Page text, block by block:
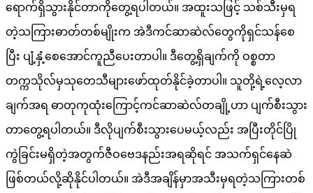
ရောက်ရှိသွားနိုင်တာကိုတွေ့ရပါတယ်။ အထူးသဖြင့် သစ်သီးမှရ
တဲ့သကြားဓာတ်တစ်မျိုးက အဲဒီကင်ဆာဆဲလ်တွေကိုရှင်သန်စေ
ပြီး ပျံ့နှံ့စေအောင်ကူညီပေးတာပါ။ ဒီတွေ့ရှိချက်ကို ဝစ္စတာ
တက္ကသိုလ်မှသုတေသီများဖော်ထုတ်နိုင်ခဲ့တာပါ။ သူတို့ရဲ့လေ့လာ
ချက်အရ ဓာတုကုထုံးကြောင့်ကင်ဆာဆဲလ်တချို့ဟာ ပျက်စီးသွား
တာတွေ့ရပါတယ်။ ဒီလိုပျက်စီးသွားပေမယ့်လည်း အပြီးတိုင်ပြို
ကွဲခြင်းမရှိတဲ့အတွက်ဇီဝဗေဒနည်းအရဆိုရင် အသက်ရှင်နေဆဲ
ဖြစ်တယ်လို့ဆိုနိုင်ပါတယ်။ အဲဒီအချိန်မှာအသီးမှရတဲ့သကြားတစ်